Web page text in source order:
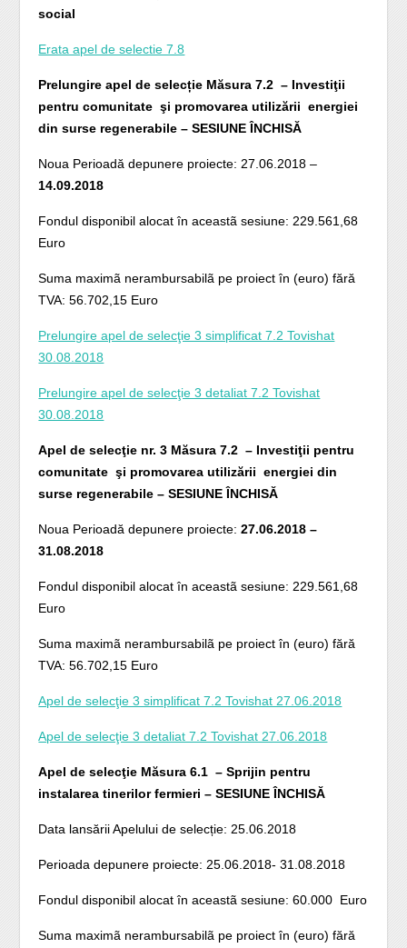
social
Erata apel de selectie 7.8
Prelungire apel de selecție Măsura 7.2 – Investiţii
pentru comunitate şi promovarea utilizării energiei
din surse regenerabile – SESIUNE ÎNCHISĂ
Noua Perioadă depunere proiecte: 27.06.2018 –
14.09.2018
Fondul disponibil alocat în aceastã sesiune: 229.561,68
Euro
Suma maximã nerambursabilã pe proiect în (euro) fără
TVA: 56.702,15 Euro
Prelungire apel de selecţie 3 simplificat 7.2 Tovishat
30.08.2018
Prelungire apel de selecţie 3 detaliat 7.2 Tovishat
30.08.2018
Apel de selecţie nr. 3 Măsura 7.2 – Investiţii pentru
comunitate şi promovarea utilizării energiei din
surse regenerabile – SESIUNE ÎNCHISĂ
Noua Perioadă depunere proiecte:27.06.2018 –
31.08.2018
Fondul disponibil alocat în aceastã sesiune: 229.561,68
Euro
Suma maximã nerambursabilã pe proiect în (euro) fără
TVA: 56.702,15 Euro
Apel de selecţie 3 simplificat 7.2 Tovishat 27.06.2018
Apel de selecţie 3 detaliat 7.2 Tovishat 27.06.2018
Apel de selecţie Măsura 6.1 – Sprijin pentru
instalarea tinerilor fermieri – SESIUNE ÎNCHISĂ
Data lansării Apelului de selecție: 25.06.2018
Perioada depunere proiecte: 25.06.2018- 31.08.2018
Fondul disponibil alocat în aceastã sesiune: 60.000 Euro
Suma maximã nerambursabilã pe proiect în (euro) fără